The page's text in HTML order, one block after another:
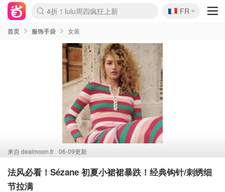
Boticinal 夏促开抢！
4折！lulu周四疯狂上新
还没结束！&OtherStories大促
Joybuy变相75折 随时失效
速领！Stanley独家85折
疑似霸哥！Camper额外叠85折
Zalando 奥莱闪促！每日更新
Moncler反季囤！5折起+叠9折
Coach Brooklyn仅€192
🇫🇷
FR
首页 服饰手袋 女装
来自 dealmoon.fr 06-09更新
法风必看！Sézane 初夏小裙裙暴跌！经典钩针/刺绣细
节拉满